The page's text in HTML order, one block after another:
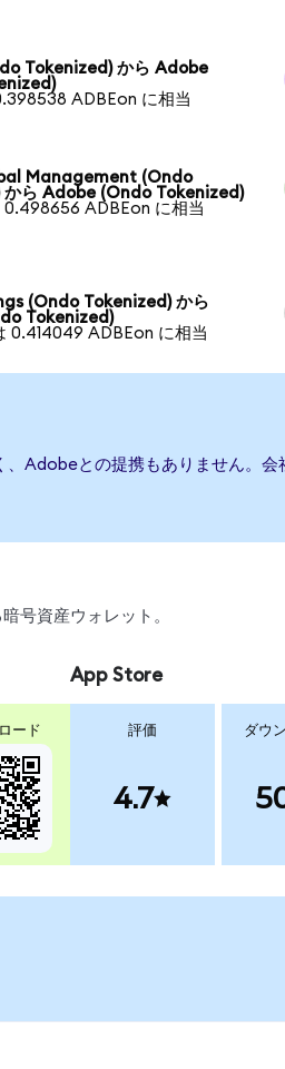
Tokenized) から Adobe
ADBEon に相当
Management (Ondo
から Adobe (Ondo Tokenized)
0.498656 ADBEon に相当
(Ondo Tokenized) から
Tokenized)
0.414049 ADBEon に相当
Adobeとの提携もありません。
号資産ウォレット。
ード
App Store
評価
4.7
ダウ